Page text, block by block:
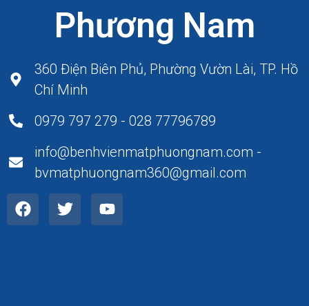
Phương Nam
360 Điện Biên Phủ, Phường Vườn Lài, TP. Hồ
Chí Minh
0979 797 279 - 028 77796789
info@benhvienmatphuongnam.com -
bvmatphuongnam360@gmail.com